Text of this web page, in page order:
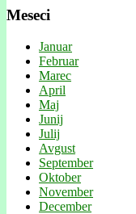
Meseci
Januar
Februar
Marec
April
Maj
Junij
Julij
Avgust
September
Oktober
November
December